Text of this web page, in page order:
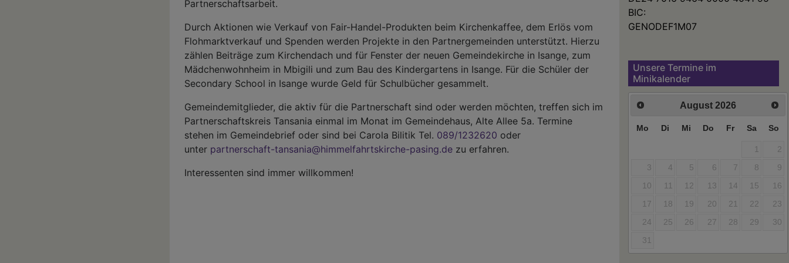
Partnerschaftsarbeit.
Durch Aktionen wie Verkauf von Fair-Handel-Produkten beim Kirchenkaffee, dem Erlös vom
Flohmarktverkauf und Spenden werden Projekte in den Partnergemeinden unterstützt. Hierzu
zählen Beiträge zum Kirchendach und für Fenster der neuen Gemeindekirche in Isange, zum
Mädchenwohnheim in Mbigili und zum Bau des Kindergartens in Isange. Für die Schüler der
Secondary School in Isange wurde Geld für Schulbücher gesammelt.
Gemeindemitglieder, die aktiv für die Partnerschaft sind oder werden möchten, treffen sich im
Partnerschaftskreis Tansania einmal im Monat im Gemeindehaus, Alte Allee 5a. Termine
stehen im Gemeindebrief oder sind bei Carola Bilitik Tel. 089/1232620 oder
unter partnerschaft-tansania@himmelfahrtskirche-pasing.de zu erfahren.
Interessenten sind immer willkommen!
BIC:
GENODEF1M07
Unsere Termine im
Minikalender
August 2026
Mo Di Mi Do Fr Sa So
1
2
3
4 5 6 7 8
9
10
11 12 13 14 15
16
17
18 19 20 21 22
23
24
25 26 27 28 29
30
31